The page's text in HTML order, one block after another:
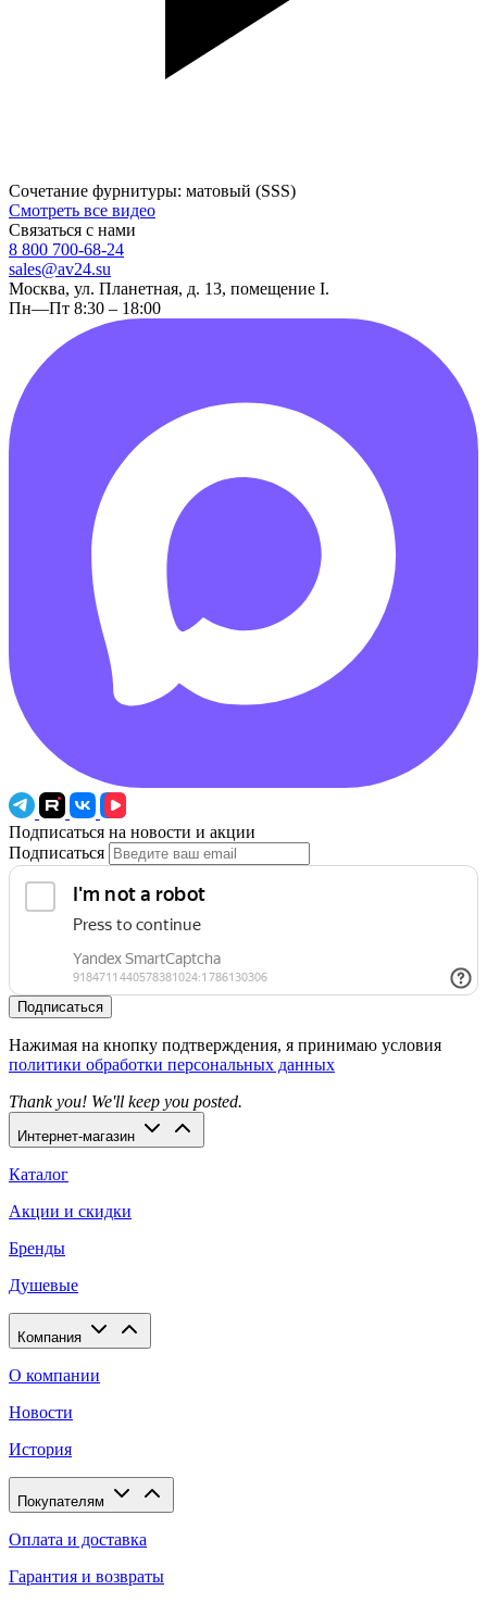
Сочетание фурнитуры: матовый (SSS)
Смотреть все видео
Связаться с нами
8 800 700-68-24
sales@av24.su
Москва, ул. Планетная, д. 13, помещение I.
Пн—Пт 8:30 – 18:00
Подписаться на новости и акции
Подписаться
Подписаться
Нажимая на кнопку подтверждения, я принимаю условия
политики обработки персональных данных
Thank you! We'll keep you posted.
Интернет-магазин
Каталог
Акции и скидки
Бренды
Душевые
Компания
О компании
Новости
История
Покупателям
Оплата и доставка
Гарантия и возвраты